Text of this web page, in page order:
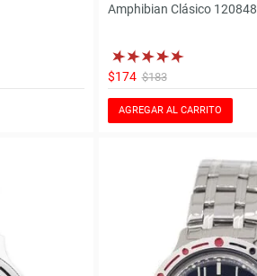
Amphibian Clásico 120848
$174 $183
AGREGAR AL CARRITO